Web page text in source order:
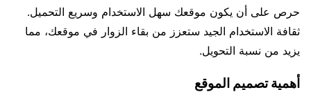
حرص على أن يكون موقعك سهل الاستخدام وسريع التحميل.
ثقافة الاستخدام الجيد ستعزز من بقاء الزوار في موقعك، مما
يزيد من نسبة التحويل.
أهمية تصميم الموقع